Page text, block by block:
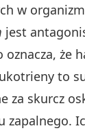
w
jest
oznacza, że
to
za skurcz
zapalnego.